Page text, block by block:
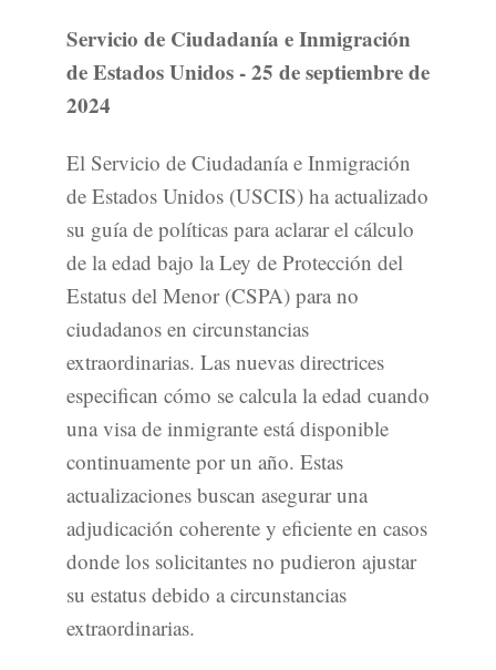
Servicio de Ciudadanía e Inmigración
de Estados Unidos - 25 de septiembre de
2024
El Servicio de Ciudadanía e Inmigración
de Estados Unidos (USCIS) ha actualizado
su guía de políticas para aclarar el cálculo
de la edad bajo la Ley de Protección del
Estatus del Menor (CSPA) para no
ciudadanos en circunstancias
extraordinarias. Las nuevas directrices
especifican cómo se calcula la edad cuando
una visa de inmigrante está disponible
continuamente por un año. Estas
actualizaciones buscan asegurar una
adjudicación coherente y eficiente en casos
donde los solicitantes no pudieron ajustar
su estatus debido a circunstancias
extraordinarias.